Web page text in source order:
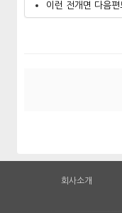
이런 전개면 다음
회사소개